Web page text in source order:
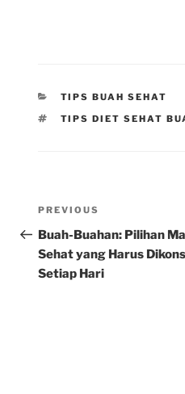
CATEGORIES
TIPS BUAH SEHAT
TAGS
TIPS DIET SEHAT
Post
navigation
Previous
Post
PREVIOUS
Buah-Buahan: Pilihan
Sehat yang Harus
Setiap Hari